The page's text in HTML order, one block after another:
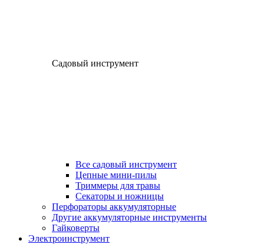
Садовый инструмент
Все садовый инструмент
Цепные мини-пилы
Триммеры для травы
Секаторы и ножницы
Перфораторы аккумуляторные
Другие аккумуляторные инструменты
Гайковерты
Электроинструмент